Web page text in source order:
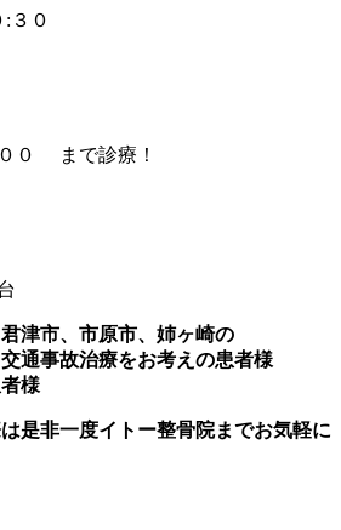
３０
０ まで診療！
津市、市原市、姉ヶ崎の
通事故治療をお考えの患者様
様
是非一度イトー整骨院までお気軽に